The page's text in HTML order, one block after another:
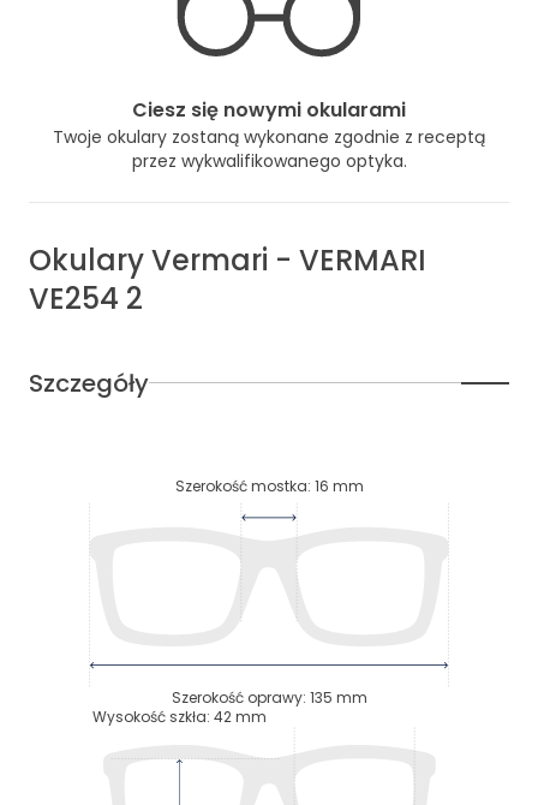
Ciesz się nowymi okularami
Twoje okulary zostaną wykonane zgodnie z receptą
przez wykwalifikowanego optyka.
OkularyVermari - VERMARI
VE254 2
Szczegóły
Szerokość mostka: 16 mm
Szerokość oprawy: 135 mm
Wysokość szkła: 42mm